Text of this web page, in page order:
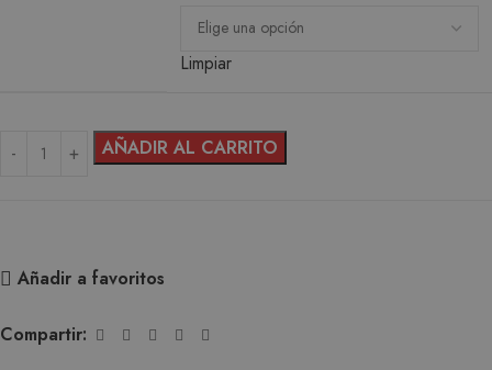
Limpiar
AÑADIR AL CARRITO
Añadir a favoritos
Compartir: